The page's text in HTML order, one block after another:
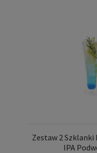
Zestaw 2 Szklanki
IPA